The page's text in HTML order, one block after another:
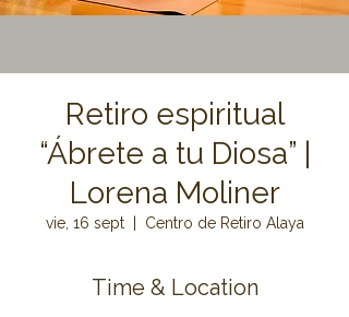
Retiro espiritual
“Ábrete a tu Diosa” |
Lorena Moliner
vie, 16 sept
  |
Centro de Retiro Alaya
Time & Location